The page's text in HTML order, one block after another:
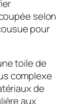
selon
pour
toile de
complexe
de
aux